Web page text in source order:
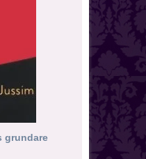
grundare